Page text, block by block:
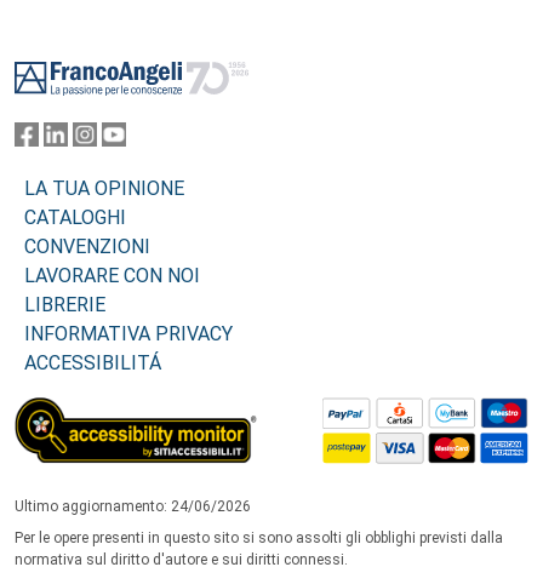
LA TUA OPINIONE
CATALOGHI
CONVENZIONI
LAVORARE CON NOI
LIBRERIE
INFORMATIVA PRIVACY
ACCESSIBILITÁ
Ultimo aggiornamento: 24/06/2026
Per le opere presenti in questo sito si sono assolti gli obblighi previsti dalla
normativa sul diritto d'autore e sui diritti connessi.